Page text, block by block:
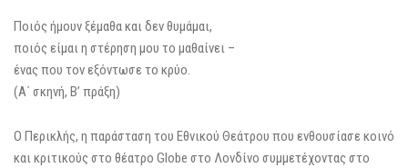
Ποιός ήμουν ξέμαθα και δεν θυμάμαι,
ποιός είμαι η στέρηση μου το μαθαίνει –
ένας που τον εξόντωσε το κρύο.
(Α΄ σκηνή, Β’ πράξη)
Ο Περικλής, η παράσταση του Εθνικού Θεάτρου που ενθουσίασε κοινό
και κριτικούς στο θέατρο Globe στο Λονδίνο συμμετέχοντας στο